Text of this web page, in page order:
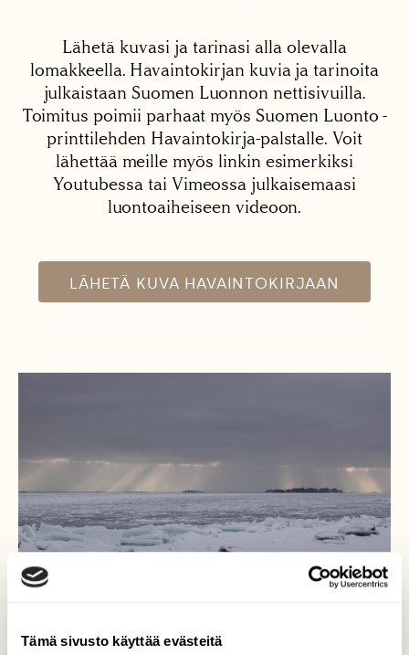
Tämä sivusto käyttää evästeitä
Lähetä kuvasi ja tarinasi alla olevalla
lomakkeella. Havaintokirjan kuvia ja tarinoita
julkaistaan Suomen Luonnon nettisivuilla.
Toimitus poimii parhaat myös Suomen Luonto -
printtilehden Havaintokirja-palstalle. Voit
lähettää meille myös linkin esimerkiksi
Youtubessa tai Vimeossa julkaisemaasi
luontoaiheiseen videoon.
LÄHETÄ KUVA HAVAINTOKIRJAAN